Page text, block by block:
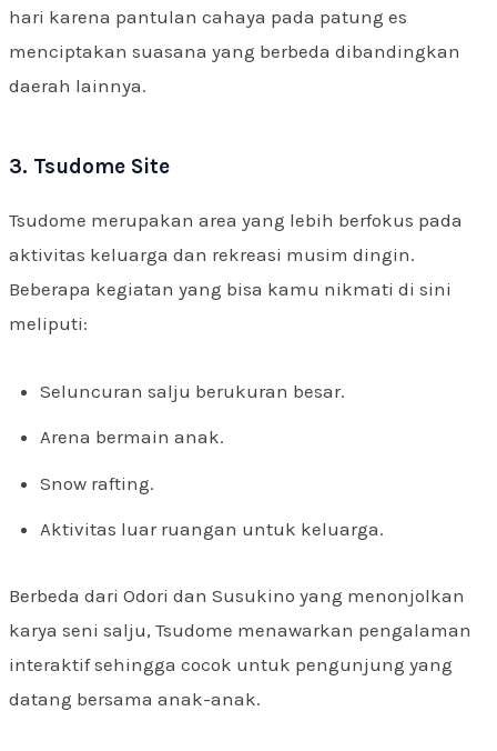
hari karena pantulan cahaya pada patung es
menciptakan suasana yang berbeda dibandingkan
daerah lainnya.
3. Tsudome Site
Tsudome merupakan area yang lebih berfokus pada
aktivitas keluarga dan rekreasi musim dingin.
Beberapa kegiatan yang bisa kamu nikmati di sini
meliputi:
Seluncuran salju berukuran besar.
Arena bermain anak.
Snow rafting.
Aktivitas luar ruangan untuk keluarga.
Berbeda dari Odori dan Susukino yang menonjolkan
karya seni salju, Tsudome menawarkan pengalaman
interaktif sehingga cocok untuk pengunjung yang
datang bersama anak-anak.